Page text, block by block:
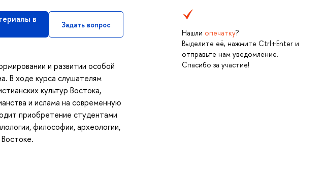
Нашли опечатку?
Выделите её, нажмите Ctrl+Enter и
отправьте нам уведомление.
Спасибо за участие!
в
Задать вопрос
и развитии особой
В ходе курса слушателям
культур Востока,
и ислама на современную
приобретение студентами
философии, археологии,